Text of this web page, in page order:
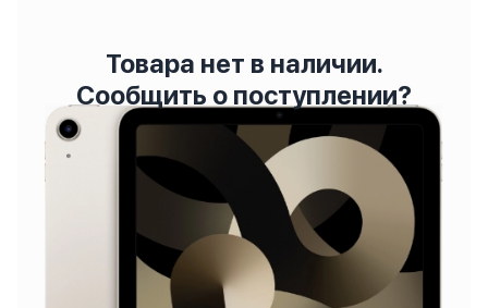
Товара нет в наличии.
Сообщить о поступлении?